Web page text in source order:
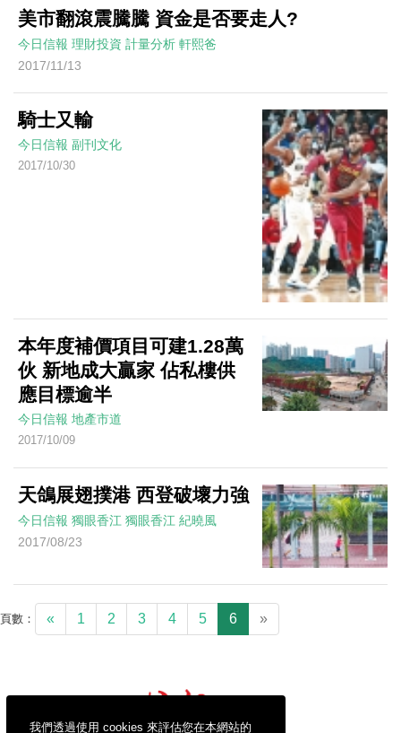
我們透過使用 cookies 來評估您在本網站的
美市翻滾震騰騰 資金是否要走人?
今日信報 理財投資 計量分析 軒熙爸
2017/11/13
騎士又輸
今日信報 副刊文化
2017/10/30
本年度補價項目可建1.28萬
伙 新地成大贏家 佔私樓供
應目標逾半
今日信報 地產市道
2017/10/09
天鴿展翅撲港 西登破壞力強
今日信報 獨眼香江 獨眼香江 紀曉風
2017/08/23
頁數： « 1 2 3 4 5 6 »